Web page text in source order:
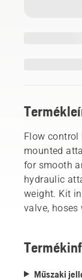
Flow control
mounted
for smooth
hydraulic
weight. Kit
valve,
Műszaki